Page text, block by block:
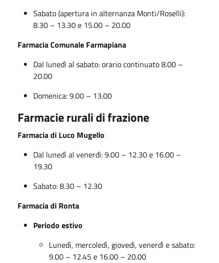
Sabato (apertura in alternanza Monti/Roselli):
8.30 – 13.30 e 15.00 – 20.00
Farmacia Comunale Farmapiana
Dal lunedì al sabato: orario continuato 8.00 –
20.00
Domenica: 9.00 – 13.00
Farmacie rurali di frazione
Farmacia di Luco Mugello
Dal lunedì al venerdì: 9.00 – 12.30 e 16.00 –
19.30
Sabato: 8.30 – 12.30
Farmacia di Ronta
Periodo estivo
Lunedì, mercoledì, giovedì, venerdì e sabato:
9.00 – 12.45 e 16.00 – 20.00